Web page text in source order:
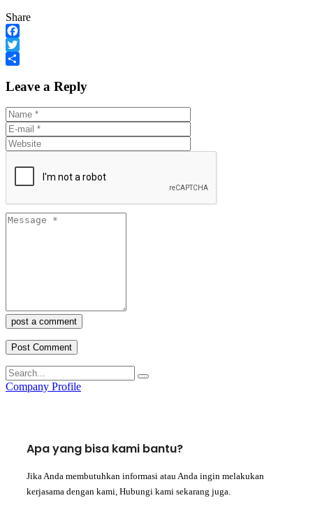
Share
Facebook
Twitter
Leave a Reply
post a comment
Company Profile
Apa yang bisa kami bantu?
Jika Anda membutuhkan informasi atau Anda ingin melakukan
kerjasama dengan kami, Hubungi kami sekarang juga.